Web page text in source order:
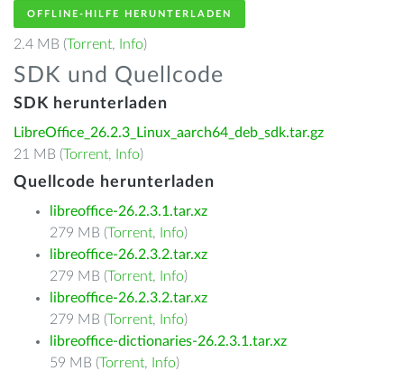
OFFLINE-HILFE HERUNTERLADEN
2.4 MB (Torrent, Info)
SDK und Quellcode
SDK herunterladen
LibreOffice_26.2.3_Linux_aarch64_deb_sdk.tar.gz
21 MB (Torrent, Info)
Quellcode herunterladen
libreoffice-26.2.3.1.tar.xz
279 MB (Torrent, Info)
libreoffice-26.2.3.2.tar.xz
279 MB (Torrent, Info)
libreoffice-26.2.3.2.tar.xz
279 MB (Torrent, Info)
libreoffice-dictionaries-26.2.3.1.tar.xz
59 MB (Torrent, Info)